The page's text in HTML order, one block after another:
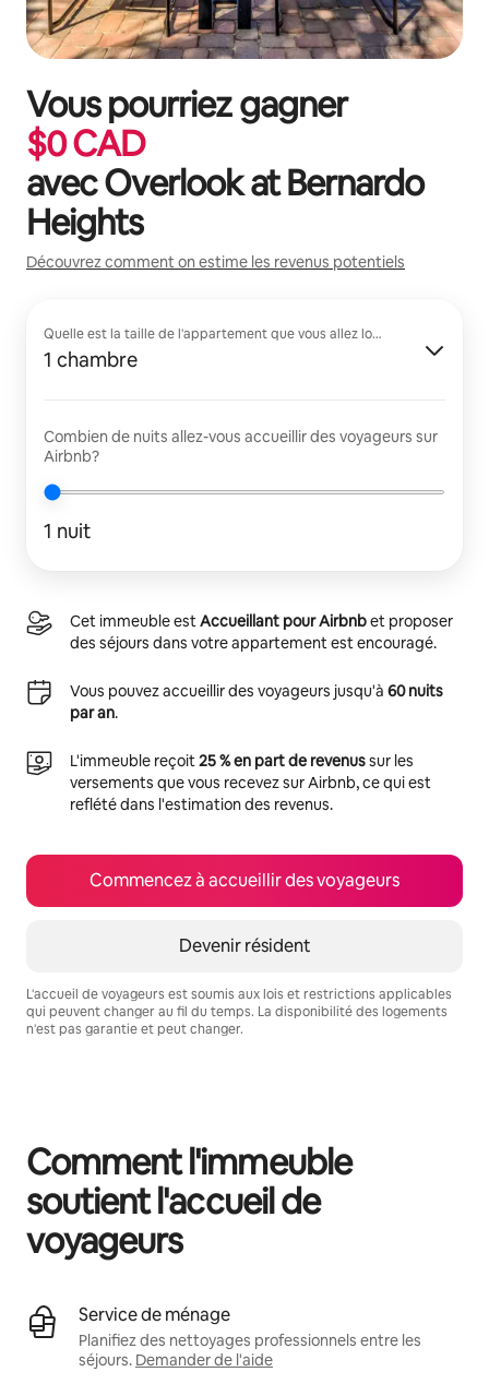
Vous pourriez gagner
$0CAD
avecOverlook at Bernardo
Heights
Découvrez comment on estime les revenus potentiels
Quelle est la taille de l'appartement que vous allez louer?
1 chambre
Combien de nuits allez-vous accueillir des voyageurs sur
Airbnb?
1 nuit
Cet immeuble estAccueillant pour Airbnbet proposer
des séjours dans votre appartement est encouragé.
Vous pouvez accueillir des voyageurs jusqu'à 60 nuits
par an.
L'immeuble reçoit25 % en part de revenussur les
versements que vous recevez sur Airbnb, ce qui est
reflété dans l'estimation des revenus.
Commencez à accueillir des voyageurs
Devenir résident
L'accueil de voyageurs est soumis aux lois et restrictions applicables
qui peuvent changer au fil du temps. La disponibilité des logements
n'est pas garantie et peut changer.
Comment l'immeuble
soutient l'accueil de
voyageurs
Service de ménage
Planifiez des nettoyages professionnels entre les
séjours. Demander de l'aide